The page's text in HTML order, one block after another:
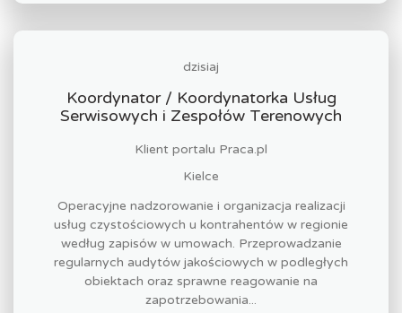
dzisiaj
Koordynator / Koordynatorka Usług
Serwisowych i Zespołów Terenowych
Klient portalu Praca.pl
Kielce
Operacyjne nadzorowanie i organizacja realizacji
usług czystościowych u kontrahentów w regionie
według zapisów w umowach. Przeprowadzanie
regularnych audytów jakościowych w podległych
obiektach oraz sprawne reagowanie na
zapotrzebowania...